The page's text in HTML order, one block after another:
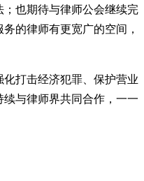
也期待与律师公会继续完
的律师有更宽广的空间，
打击经济犯罪、保护营业
与律师界共同合作，一一